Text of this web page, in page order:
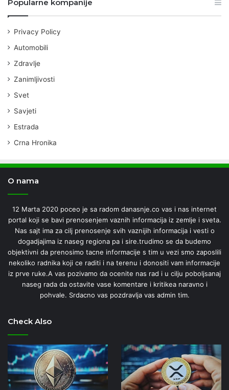
Popularne kompanije
Privacy Policy
Automobili
Zdravlje
Zanimljivosti
Svet
Savjeti
Estrada
Crna Hronika
O nama
12 Marta 2020 poceo je sa radom danasnje.co vas i nas internet
portal koji se bavi prenosenjem vaznih informacija iz zemlje i sveta.
Nas sajt ima za cilj prenosenje svih vaznijih informacija i vesti o
dogadjajima iz naseg regiona pa i sire.trudimo se da budemo
objektivni da prenosimo tacne informacije s tim u vezi smo zaposlili
nekoliko radnika koji ce raditi i na terenu i donositi vam informacije
iz prve ruke.A vas pozivamo da ocenite nas rad i u cilju poboljsanaj
naseg rada da ostavite vase komentare i kritikea naravno i
pohvale. Srdacno vas pozdravlja vas admin tim.
Check Also